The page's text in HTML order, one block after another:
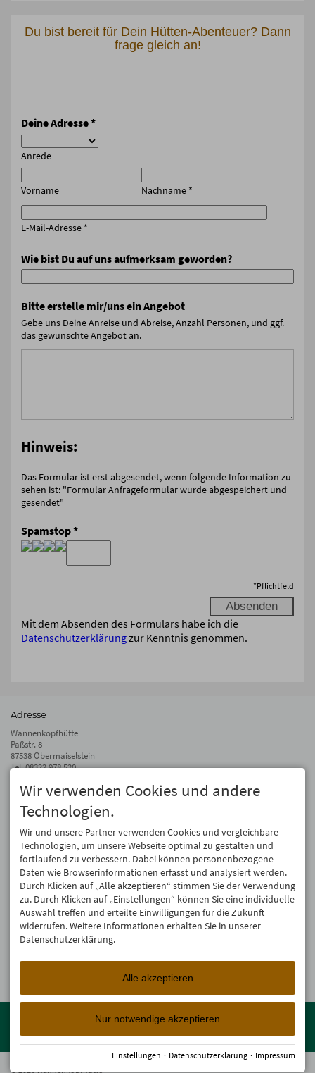
Du bist bereit für Dein Hütten-Abenteuer? Dann
frage gleich an!
Deine Adresse*
Anrede
Vorname Nachname *
E-Mail-Adresse *
Wie bist Du auf uns aufmerksam geworden?
Bitte erstelle mir/uns ein Angebot
Gebe uns Deine Anreise und Abreise, Anzahl Personen, und ggf.
das gewünschte Angebot an.
Hinweis:
Das Formular ist erst abgesendet, wenn folgende Information zu
sehen ist: "Formular Anfrageformular wurde abgespeichert und
gesendet"
Spamstop*
*Pflichtfeld
Mit dem Absenden des Formulars habe ich die
Datenschutzerklärungzur Kenntnis genommen.
Adresse
Wannenkopfhütte
Paßstr. 8
87538 Obermaiselstein
Tel.08322 978 520
info@wannenkopfhuette.de
Auf dem Laufenden bleiben
Wir geben Deine E-Mail-Adresse nicht weiter. Wir mögen auch keinen Spam.
Versprochen! Eine Abmeldung ist jederzeit möglich.
Anmelden
Urlaubsunterkünften von der Berghütte bis zum 4-Sterne Superior
Wellnesshotel!
© 2026 Wannenkopfhütte
Wir verwenden Cookies und andere
Technologien.
Wir und unsere Partner verwenden Cookies und vergleichbare
Technologien, um unsere Webseite optimal zu gestalten und
fortlaufend zu verbessern. Dabei können personenbezogene
Daten wie Browserinformationen erfasst und analysiert werden.
Durch Klicken auf „Alle akzeptieren“ stimmen Sie der Verwendung
zu. Durch Klicken auf „Einstellungen“ können Sie eine individuelle
Auswahl treffen und erteilte Einwilligungen für die Zukunft
widerrufen. Weitere Informationen erhalten Sie in unserer
Datenschutzerklärung.
Alle akzeptieren
Nur notwendige akzeptieren
Einstellungen · Datenschutzerklärung · Impressum